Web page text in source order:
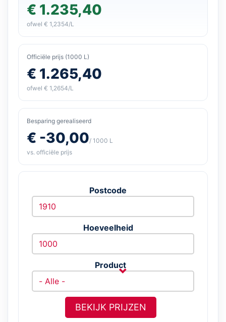
€ 1.235,40
ofwel € 1,2354/L
Officiële prijs (1000 L)
€ 1.265,40
ofwel € 1,2654/L
Besparing gerealiseerd
€ -30,00/ 1000 L
vs. officiële prijs
Postcode
Hoeveelheid
Product
BEKIJK PRIJZEN